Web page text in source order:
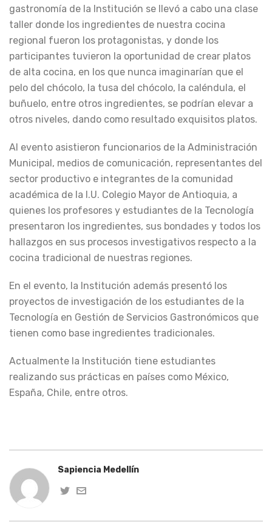
gastronomía de la Institución se llevó a cabo una clase
taller donde los ingredientes de nuestra cocina
regional fueron los protagonistas, y donde los
participantes tuvieron la oportunidad de crear platos
de alta cocina, en los que nunca imaginarían que el
pelo del chócolo, la tusa del chócolo, la caléndula, el
buñuelo, entre otros ingredientes, se podrían elevar a
otros niveles, dando como resultado exquisitos platos.
Al evento asistieron funcionarios de la Administración
Municipal, medios de comunicación, representantes del
sector productivo e integrantes de la comunidad
académica de la I.U. Colegio Mayor de Antioquia, a
quienes los profesores y estudiantes de la Tecnología
presentaron los ingredientes, sus bondades y todos los
hallazgos en sus procesos investigativos respecto a la
cocina tradicional de nuestras regiones.
En el evento, la Institución además presentó los
proyectos de investigación de los estudiantes de la
Tecnología en Gestión de Servicios Gastronómicos que
tienen como base ingredientes tradicionales.
Actualmente la Institución tiene estudiantes
realizando sus prácticas en países como México,
España, Chile, entre otros.
Sapiencia Medellín